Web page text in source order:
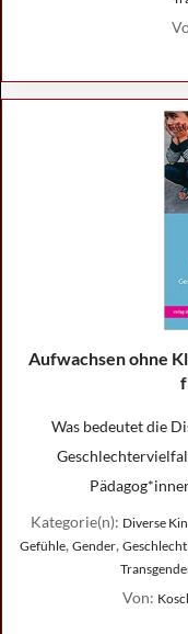
Aufwachsen ohne
Was bedeutet die
Kategorie(n): Diverse
Gefühle, Gender,
Von: